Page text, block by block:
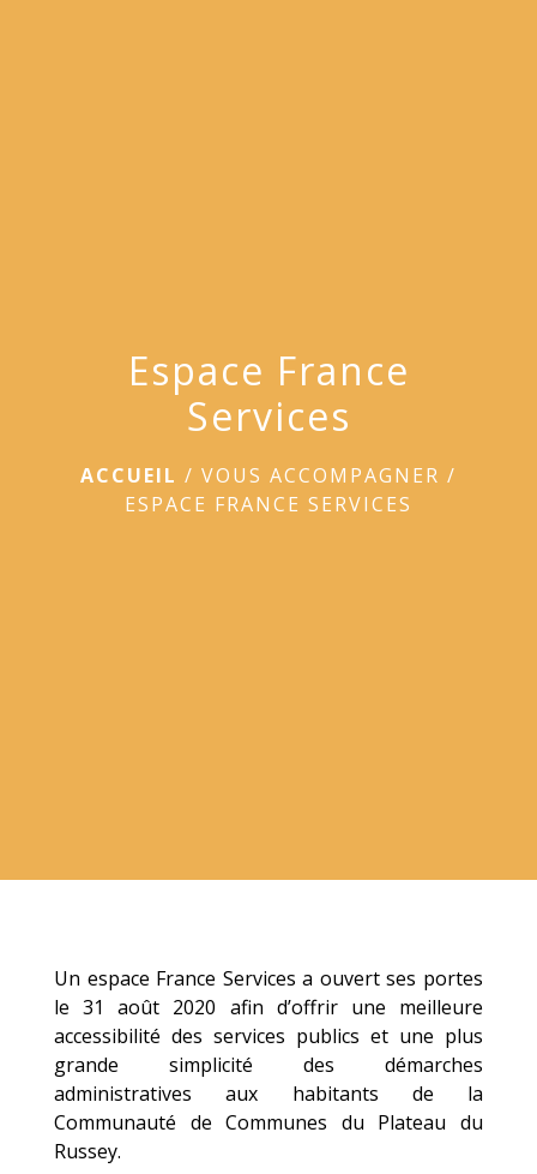
Espace France
Services
ACCUEIL / VOUS ACCOMPAGNER /
ESPACE FRANCE SERVICES
Un espace France Services a ouvert ses portes
le 31 août 2020 afin d’offrir une meilleure
accessibilité des services publics et une plus
grande simplicité des démarches
administratives aux habitants de la
Communauté de Communes du Plateau du
Russey.